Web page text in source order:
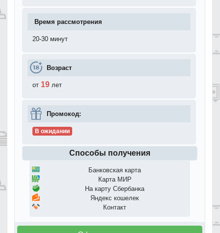
Время рассмотрения
20-30 минут
Возраст
от 19 лет
Промокод:
В ожидании
Способы получения
Банковская карта
Карта МИР
На карту Сбербанка
Яндекс кошелек
Контакт